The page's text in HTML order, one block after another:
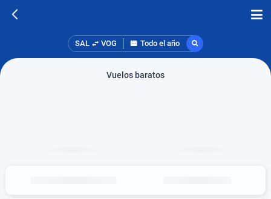
SAL VOG Todo el año
Vuelos baratos